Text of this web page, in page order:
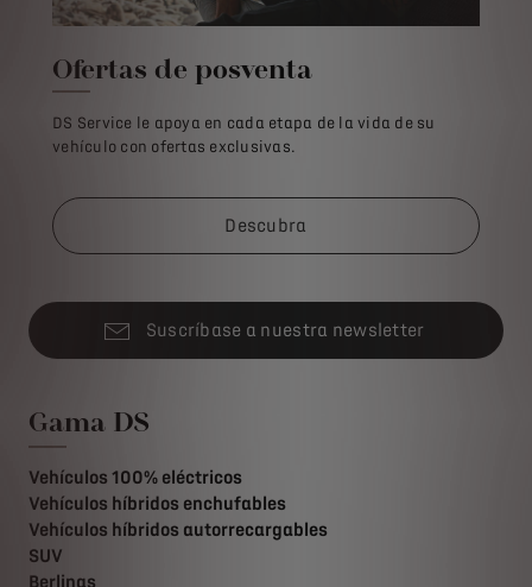
Ofertas de posventa
DS Service le apoya en cada etapa de la vida de su
vehículo con ofertas exclusivas.
Descubra
Suscríbase a nuestra newsletter
Gama DS
Vehículos 100% eléctricos
Vehículos híbridos enchufables
Vehículos híbridos autorrecargables
SUV
Berlinas